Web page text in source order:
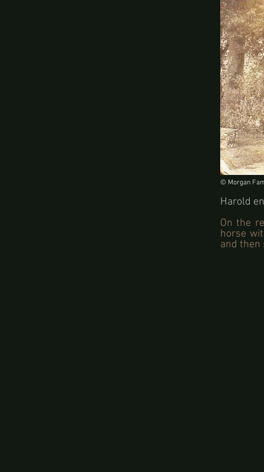
© Morgan
Harold
On the
horse
and then